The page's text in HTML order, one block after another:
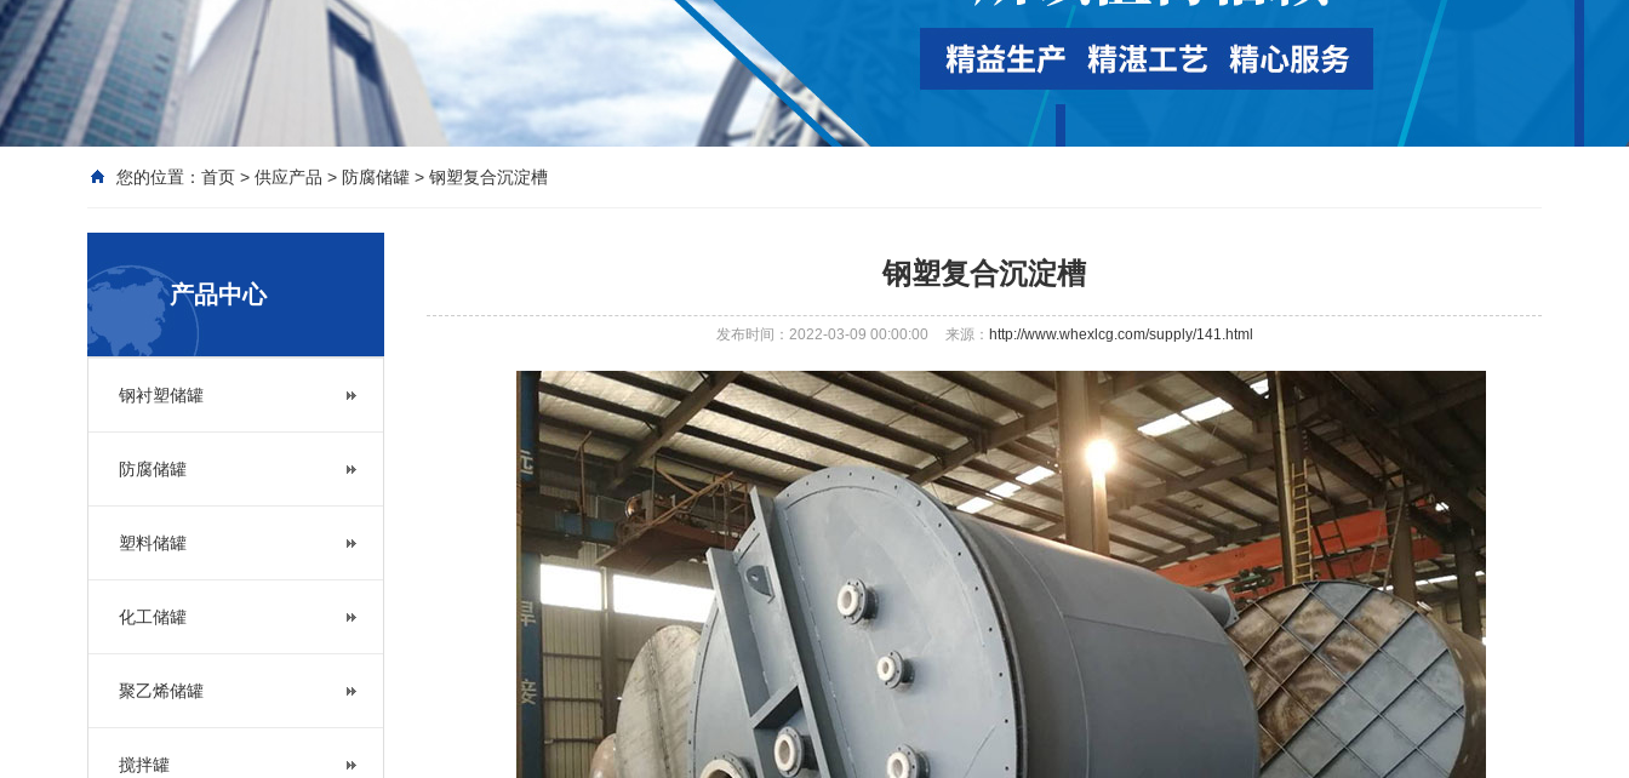
您的位置： 首页 > 供应产品 > 防腐储罐 > 钢塑复合沉淀槽
产品中心
钢衬塑储罐
防腐储罐
塑料储罐
化工储罐
聚乙烯储罐
搅拌罐
钢塑复合沉淀槽
发布时间：2022-03-09 00:00:00 来源： http://www.whexlcg.com/supply/141.html